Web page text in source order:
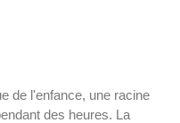
de l'enfance, une racine
des heures. La